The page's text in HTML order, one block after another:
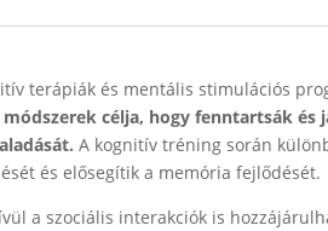
terápiák és mentális stimulációs
módszerek célja, hogy fenntartsák
A kognitív tréning során
és elősegítik a memória fejlődését.
a szociális interakciók is